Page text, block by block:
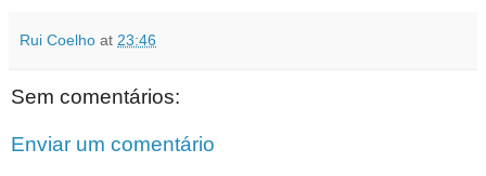
Rui Coelho at 23:46
Sem comentários:
Enviar um comentário